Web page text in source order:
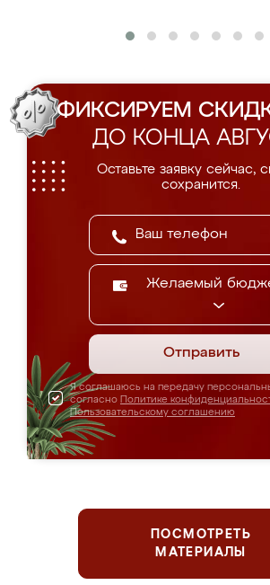
ФИКСИРУЕМ
ДО КОНЦА
Оставьте заявку сейчас,
сохранится.
Желаемый
Отправить
Я соглашаюсь на передачу
согласно Политике
Пользовательскому соглашению
ПОСМОТРЕТЬ
МАТЕРИАЛЫ